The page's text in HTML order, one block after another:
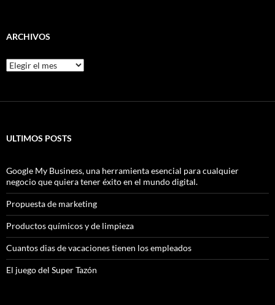
ARCHIVOS
Archivos
ULTIMOS POSTS
Google My Business, una herramienta esencial para cualquier
negocio que quiera tener éxito en el mundo digital.
Propuesta de marketing
Productos químicos y de limpieza
Cuantos dias de vacaciones tienen los empleados
El juego del Super Tazón